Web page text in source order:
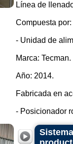
Línea de
Compuesta por:
- Unidad de
Marca: Tecman.
Año: 2014.
Fabricada en
- Posicionador